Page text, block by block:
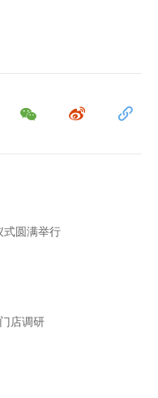
式圆满举行
店调研